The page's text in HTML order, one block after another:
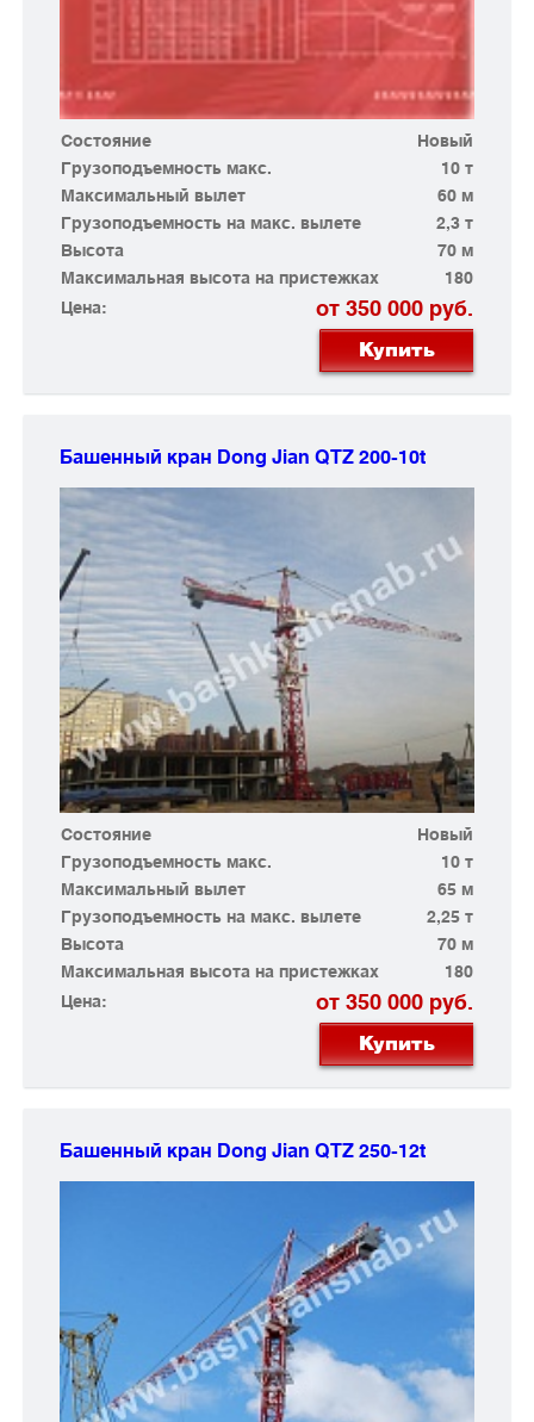
Состояние
Новый
Грузоподъемность макс.
10 т
Максимальный вылет
60 м
Грузоподъемность на макс. вылете
2,3 т
Высота
70 м
Максимальная высота на пристежках
180
Цена:
от 350 000 руб.
Купить
Башенный кран Dong Jian QTZ 200-10t
Состояние
Новый
Грузоподъемность макс.
10 т
Максимальный вылет
65 м
Грузоподъемность на макс. вылете
2,25 т
Высота
70 м
Максимальная высота на пристежках
180
Цена:
от 350 000 руб.
Купить
Башенный кран Dong Jian QTZ 250-12t